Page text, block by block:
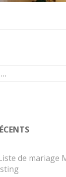
de mariage